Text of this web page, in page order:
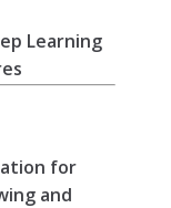
Learning
for
and